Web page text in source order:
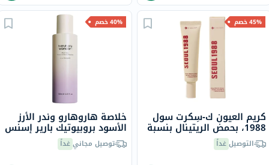
45% خصم
كريم العيون ك‑سِكرت سول
1988، بحمض الريتينال بنسبة
4% في ليبوزوم، 30 مل التوصيلغداً
40% خصم
خلاصة هاروهارو وندر الأرز
الأسود بروبيوتيك بارير إسنس
120 ملتوصيل مجانيغداً